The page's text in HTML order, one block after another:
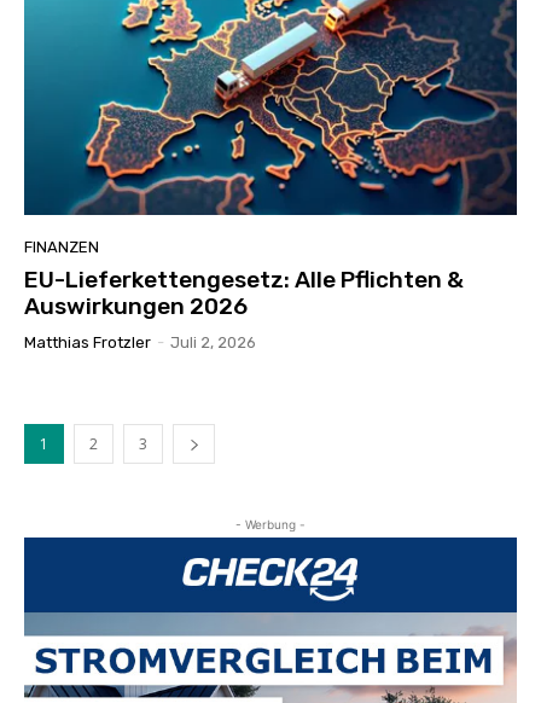
FINANZEN
EU-Lieferkettengesetz: Alle Pflichten &
Auswirkungen 2026
Matthias Frotzler - Juli 2, 2026
1 2 3
- Werbung -